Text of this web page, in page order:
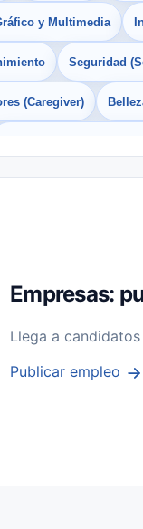
y Multimedia
Seguridad
(Caregiver)
(English/Spanish)
Empresas:
Llega a
Publicar empleo